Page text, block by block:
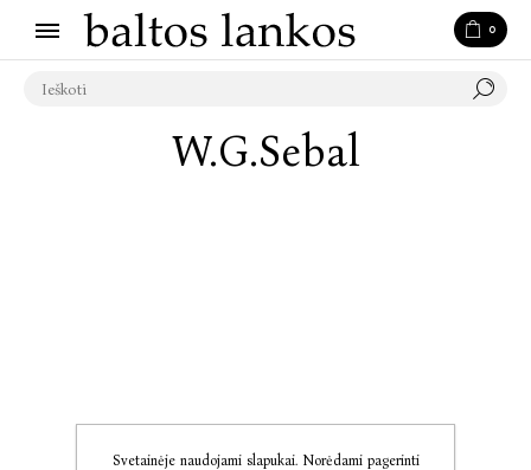
0
W.G.Sebal
Svetainėje naudojami slapukai. Norėdami pagerinti